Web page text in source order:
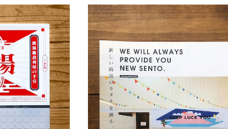
【株】東京銭湯案内パンフレット
¥1,500